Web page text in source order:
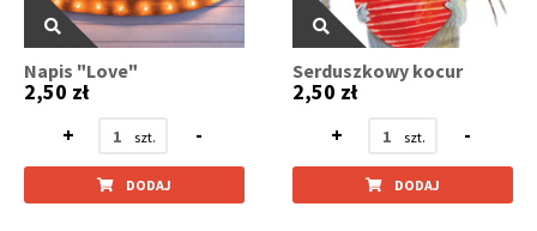
Napis "Love"
2,50 zł
+
-
DODAJ
Serduszkowy kocur
2,50 zł
+
-
DODAJ